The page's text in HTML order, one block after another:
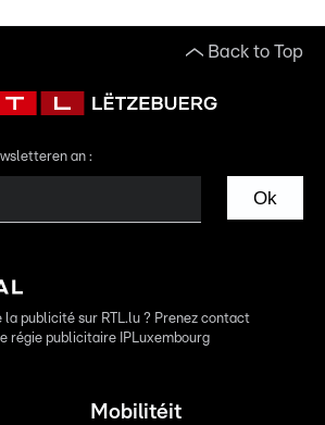
Back to Top
an :
Ok
la publicité sur RTL.lu ? Prenez contact
régie publicitaire IPLuxembourg
Mobilitéit